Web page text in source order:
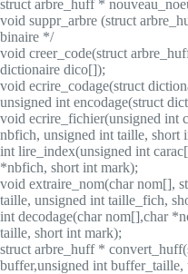
struct arbre_huff *
void suppr_arbre (struct
binaire */
void creer_code(struct
dictionaire dico[]);
void ecrire_codage(struct
unsigned int encodage(struct
void ecrire_fichier(unsigned int
nbfich, unsigned int taille, short
int lire_index(unsigned int
*nbfich, short int mark);
void extraire_nom(charnom[],
taille, unsigned int taille_fich,
int decodage(charnom[],char
taille, short int mark);
struct arbre_huff * convert_huff(
buffer,unsigned int buffer_taille,